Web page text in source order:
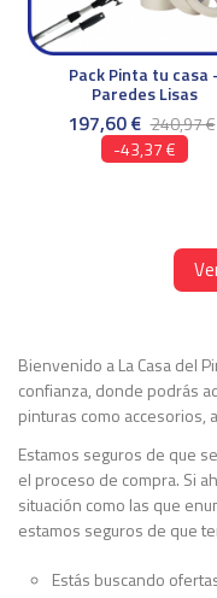
Pack Pinta tu casa -
Paredes Lisas
197,60 € 240,97 €
-43,37 €
Bienvenido a La Casa del
confianza, donde podrás
pinturas como accesorios,
Estamos seguros de que
el proceso de compra. Si
situación como las que
estamos seguros de que
Estás buscando